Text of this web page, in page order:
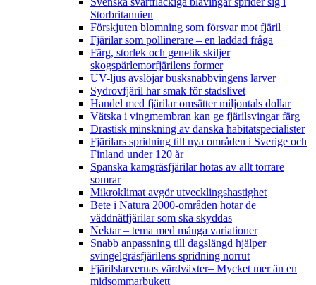
Storbritannien
Förskjuten blomning som försvar mot fjäril
Fjärilar som pollinerare – en laddad fråga
Färg, storlek och genetik skiljer
skogspärlemorfjärilens former
UV-ljus avslöjar busksnabbvingens larver
Sydrovfjäril har smak för stadslivet
Handel med fjärilar omsätter miljontals dollar
Vätska i vingmembran kan ge fjärilsvingar färg
Drastisk minskning av danska habitatspecialister
Fjärilars spridning till nya områden i Sverige och
Finland under 120 år
Spanska kamgräsfjärilar hotas av allt torrare
somrar
Mikroklimat avgör utvecklingshastighet
Bete i Natura 2000-områden hotar de
väddnätfjärilar som ska skyddas
Nektar – tema med många variationer
Snabb anpassning till dagslängd hjälper
svingelgräsfjärilens spridning norrut
Fjärilslarvernas värdväxter– Mycket mer än en
midsommarbukett